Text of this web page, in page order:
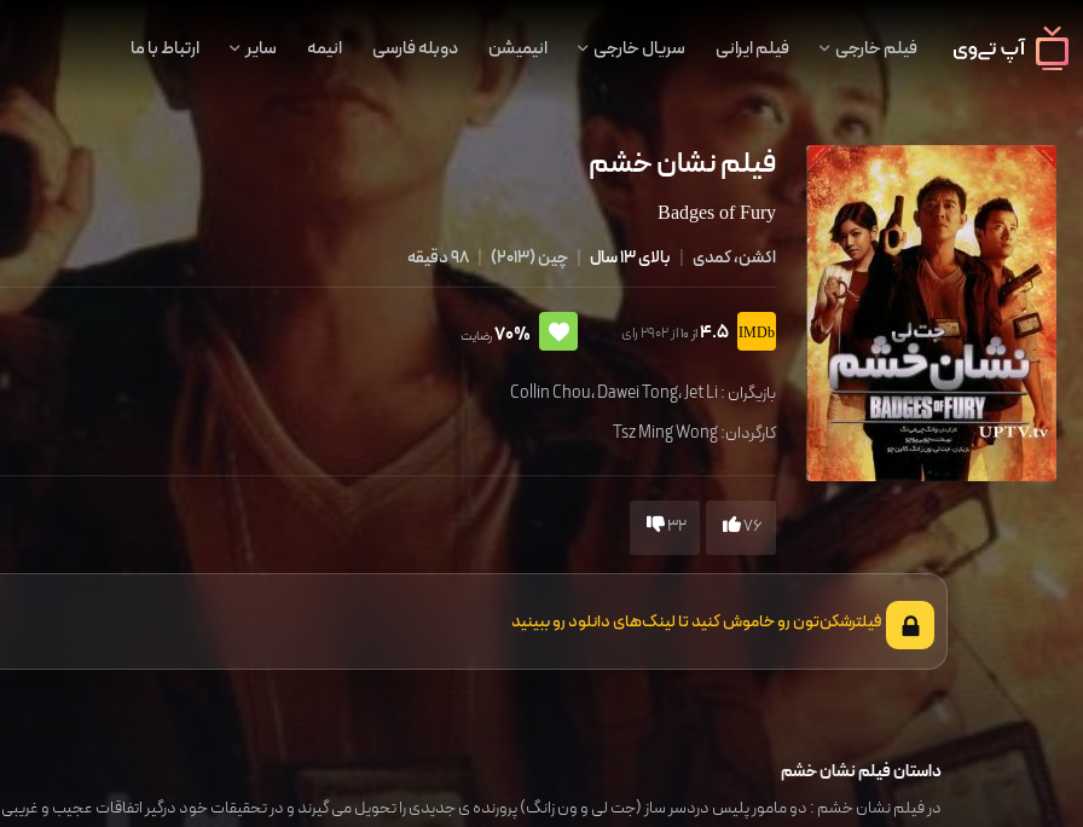
فیلم خارجی فیلم ایرانی سریال خارجی انیمیشن دوبله فارسی انیمه سایر ارتباط با ما
فیلم نشان خشم
Badges of Fury
اکشن، کمدی | بالای 13 سال | چین(
2013
)
|
4.5از 10 از 2902 رای 70%رضایت
بازیگران : Collin Chou،Dawei Tong،Jet Li
کارگردان:Tsz Ming Wong
76
32
فیلترشکن‌تون رو خاموش کنید تا لینک‌های دانلود رو ببینید
داستان فیلم نشان خشم
در فیلم نشان خشم : دو مامور پلیس دردسر ساز (جت لی و ون زانگ) پرورنده ی جدیدی را تحویل می گیرند و در تحقیقات خود درگیر اتفاقات عجیب و